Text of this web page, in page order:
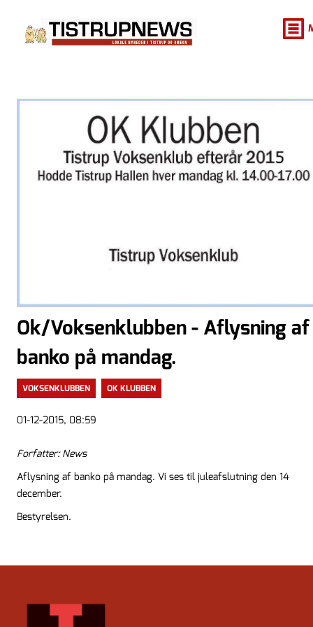
Ok/Voksenklubben - Aflysning af
banko på mandag.
VOKSENKLUBBEN OK KLUBBEN
01-12-2015, 08:59
Forfatter: News
Aflysning af banko på mandag. Vi ses til juleafslutning den 14
december.
Bestyrelsen.